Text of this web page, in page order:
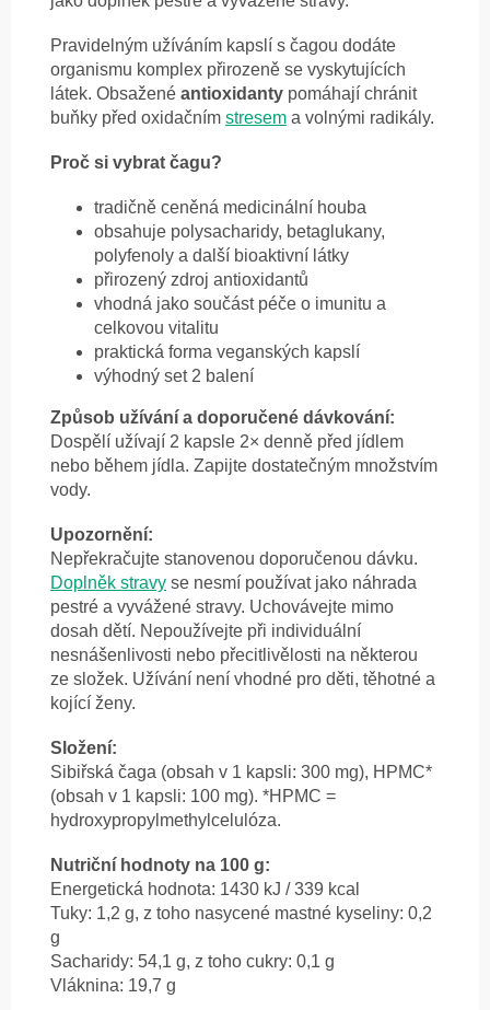
Pravidelným užíváním kapslí s čagou dodáte
organismu komplex přirozeně se vyskytujících
látek. Obsažené antioxidanty pomáhají chránit
buňky před oxidačním stresem a volnými radikály.
Proč si vybrat čagu?
tradičně ceněná medicinální houba
obsahuje polysacharidy, betaglukany,
polyfenoly a další bioaktivní látky
přirozený zdroj antioxidantů
vhodná jako součást péče o imunitu a
celkovou vitalitu
praktická forma veganských kapslí
výhodný set 2 balení
Způsob užívání a doporučené dávkování:
Dospělí užívají 2 kapsle 2× denně před jídlem
nebo během jídla. Zapijte dostatečným množstvím
vody.
Upozornění:
Nepřekračujte stanovenou doporučenou dávku.
Doplněk stravy se nesmí používat jako náhrada
pestré a vyvážené stravy. Uchovávejte mimo
dosah dětí. Nepoužívejte při individuální
nesnášenlivosti nebo přecitlivělosti na některou
ze složek. Užívání není vhodné pro děti, těhotné a
kojící ženy.
Složení:
Sibiřská čaga (obsah v 1 kapsli: 300 mg), HPMC*
(obsah v 1 kapsli: 100 mg). *HPMC =
hydroxypropylmethylcelulóza.
Nutriční hodnoty na 100 g:
Energetická hodnota: 1430 kJ / 339 kcal
Tuky: 1,2 g, z toho nasycené mastné kyseliny: 0,2
g
Sacharidy: 54,1 g, z toho cukry: 0,1 g
Vláknina: 19,7 g